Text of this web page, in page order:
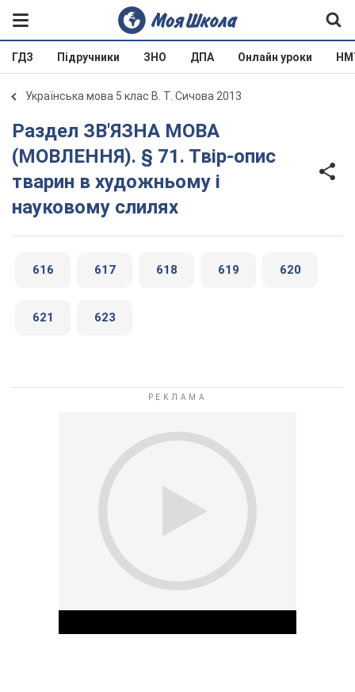
ГДЗ Підручники ЗНО ДПА Онлайн уроки
Українська мова 5 клас В. Т. Сичова 2013
Раздел ЗВ'ЯЗНА МОВА
(МОВЛЕННЯ). § 71. Твір-опис
тварин в художньому і
науковому слилях
616 617 618 619 620
621 623